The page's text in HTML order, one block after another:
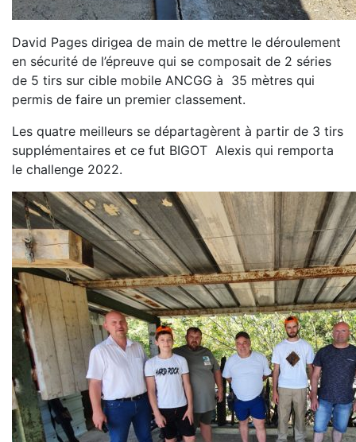
David Pages dirigea de main de mettre le déroulement
en sécurité de l’épreuve qui se composait de 2 séries
de 5 tirs sur cible mobile ANCGG à 35 mètres qui
permis de faire un premier classement.
Les quatre meilleurs se départagèrent à partir de 3 tirs
supplémentaires et ce fut BIGOT Alexis qui remporta
le challenge 2022.